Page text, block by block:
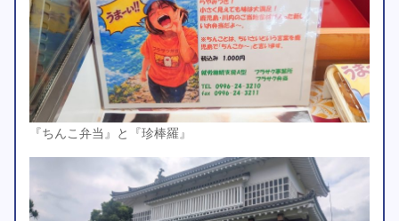
『ちんこ弁当』と『珍棒羅』